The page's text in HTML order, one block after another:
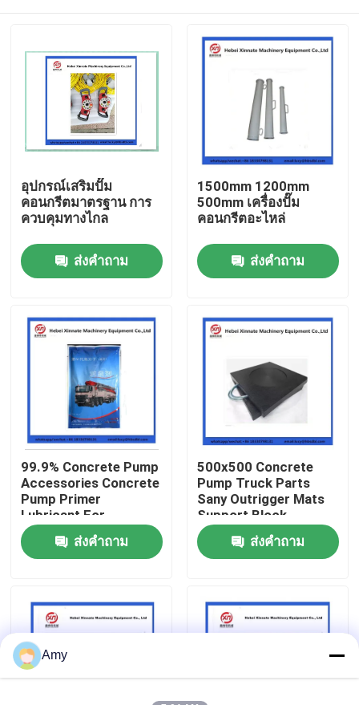
วิดีโอ
เกี่ยวกับเรา
ทัวร์โรงงาน
ควบคุมคุณภาพ
ติดต่อเรา
PUTZMEISTER ชิ้นส่วนปั๊มคอนกรีต
อุปกรณ์เสริมปั๊ม
คอนกรีตมาตรฐาน การ
ควบคุมทางไกล
ส่งคำถาม
1500mm 1200mm
500mm เครื่องปั๊ม
คอนกรีตอะไหล่
ส่งคำถาม
99.9% Concrete Pump
Accessories Concrete
Pump Primer
Lubricant For
Concrete Pumping
Pipe
ส่งคำถาม
500x500 Concrete
Pump Truck Parts
Sany Outrigger Mats
Support Block
ส่งคำถาม
Amy